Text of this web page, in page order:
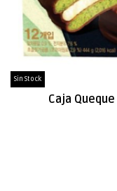
Sin Stock
Caja